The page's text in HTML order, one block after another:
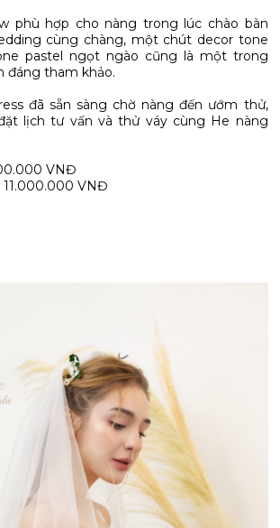
phù hợp cho nàng trong lúc chào bàn
cùng chàng, một chút decor tone
pastel ngọt ngào cũng là một trong
đáng tham khảo.
đã sẵn sàng chờ nàng đến ướm thử,
lịch tư vấn và thử váy cùng He nàng
VNĐ